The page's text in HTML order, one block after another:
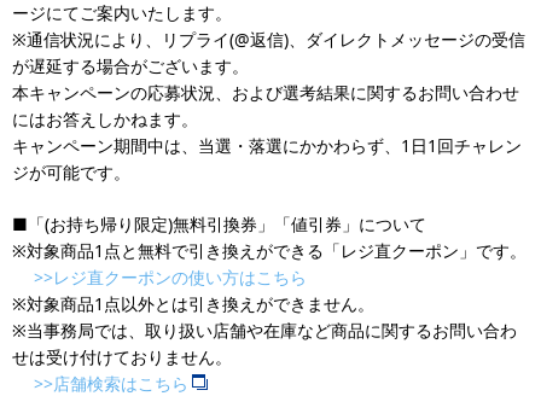
ージにてご案内いたします。
※通信状況により、リプライ(@返信)、ダイレクトメッセージの受信
が遅延する場合がございます。
本キャンペーンの応募状況、および選考結果に関するお問い合わせ
にはお答えしかねます。
キャンペーン期間中は、当選・落選にかかわらず、1日1回チャレン
ジが可能です。
■「(お持ち帰り限定)無料引換券」「値引券」について
※対象商品1点と無料で引き換えができる「レジ直クーポン」です。
>>レジ直クーポンの使い方はこちら
※対象商品1点以外とは引き換えができません。
※当事務局では、取り扱い店舗や在庫など商品に関するお問い合わ
せは受け付けておりません。
>>店舗検索はこちら